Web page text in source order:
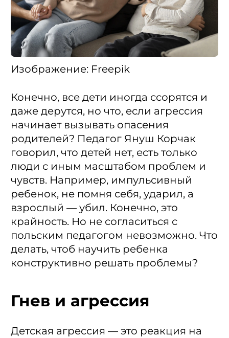
Изображение: Freepik
Конечно, все дети иногда ссорятся и
даже дерутся, но что, если агрессия
начинает вызывать опасения
родителей? Педагог Януш Корчак
говорил, что детей нет, есть только
люди с иным масштабом проблем и
чувств. Например, импульсивный
ребенок, не помня себя, ударил, а
взрослый — убил. Конечно, это
крайность. Но не согласиться с
польским педагогом невозможно. Что
делать, чтоб научить ребенка
конструктивно решать проблемы?
Гнев и агрессия
Детская агрессия — это реакция на